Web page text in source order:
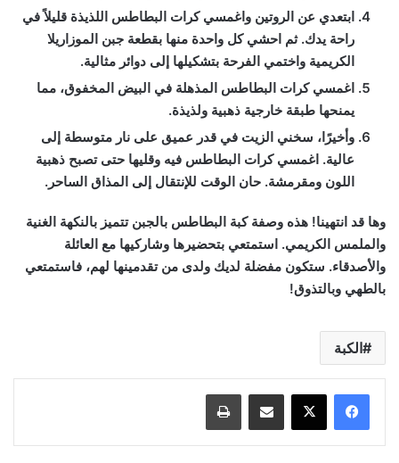
ابتعدي عن الروتين واغمسي كرات البطاطس اللذيذة قليلاً في
راحة يدك. ثم احشي كل واحدة منها بقطعة جبن الموزاريلا
الكريمية واختمي الفرحة بتشكيلها إلى دوائر مثالية.
اغمسي كرات البطاطس المذهلة في البيض المخفوق، مما
يمنحها طبقة خارجية ذهبية ولذيذة.
وأخيرًا، سخني الزيت في قدر عميق على نار متوسطة إلى
عالية. اغمسي كرات البطاطس فيه وقليها حتى تصبح ذهبية
اللون ومقرمشة. حان الوقت للإنتقال إلى المذاق الساحر.
وها قد انتهينا! هذه وصفة كبة البطاطس بالجبن تتميز بالنكهة الغنية
والملمس الكريمي. استمتعي بتحضيرها وشاركيها مع العائلة
والأصدقاء. ستكون مفضلة لديك ولدى من تقدمينها لهم، فاستمتعي
بالطهي وبالتذوق!
الكبة
مشاركة عبر البريد طباعة